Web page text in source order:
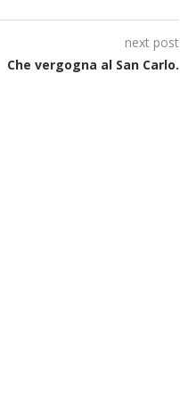
next post
Che vergogna al San Carlo.